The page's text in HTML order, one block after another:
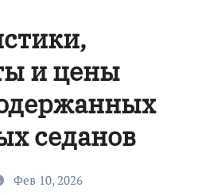
и цены
седанов
Фев 10, 2026